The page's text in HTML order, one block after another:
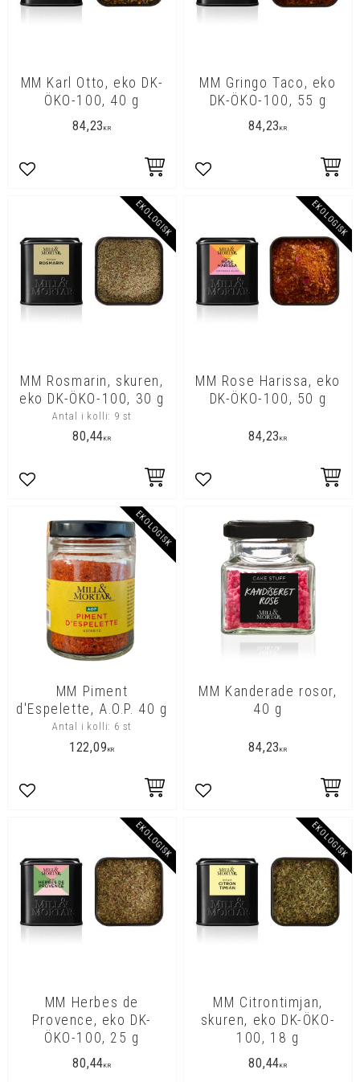
MM Karl Otto, eko DK-
ÖKO-100, 40 g
84,23KR
Lägg till i favoriter
MM Gringo Taco, eko
DK-ÖKO-100, 55 g
84,23KR
Lägg till i favoriter
MM Rosmarin, skuren,
eko DK-ÖKO-100, 30 g
Antal i kolli: 9 st
80,44KR
EKOLOGISK
Lägg till i favoriter
MM Rose Harissa, eko
DK-ÖKO-100, 50 g
84,23KR
EKOLOGISK
Lägg till i favoriter
MM Piment
d'Espelette, A.O.P. 40 g
Antal i kolli: 6 st
122,09 KR
EKOLOGISK
Lägg till i favoriter
MM Kanderade rosor,
40 g
84,23KR
Lägg till i favoriter
MM Herbes de
Provence, eko DK-
ÖKO-100, 25 g
80,44KR
EKOLOGISK
MM Citrontimjan,
skuren, eko DK-ÖKO-
100, 18 g
80,44KR
EKOLOGISK